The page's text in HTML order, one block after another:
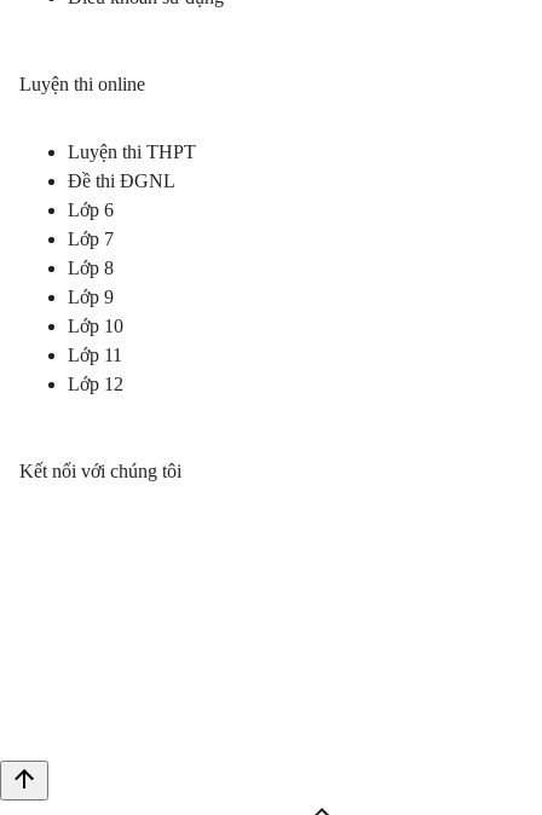
Luyện thi online
Luyện thi THPT
Đề thi ĐGNL
Lớp 6
Lớp 7
Lớp 8
Lớp 9
Lớp 10
Lớp 11
Lớp 12
Kết nối với chúng tôi